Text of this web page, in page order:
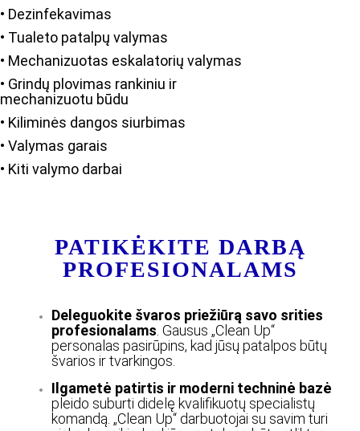
• Dezinfekavimas
• Tualeto patalpų valymas
• Mechanizuotas eskalatorių valymas
• Grindų plovimas rankiniu ir
mechanizuotu būdu
• Kiliminės dangos siurbimas
• Valymas garais
• Kiti valymo darbai
PATIKĖKITE DARBĄ
PROFESIONALAMS
Deleguokite švaros priežiūrą savo srities
profesionalams . Gausus „Clean Up“
personalas pasirūpins, kad jūsų patalpos būtų
švarios ir tvarkingos.
Ilgametė patirtis ir moderni techninė bazė
pleido suburti didelę kvalifikuotų specialistų
komandą. „Clean Up“ darbuotojai su savim turi